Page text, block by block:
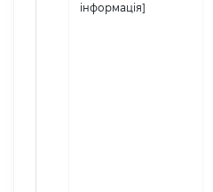
інформація]